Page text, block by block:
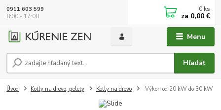
Menu
Hľadať
0911 603 599
8:00 - 17:00
0 ks
za 0,00 €
Úvod Kotly na drevo, pelety Kotly na drevo Výkon od 20 kW do 30 kW